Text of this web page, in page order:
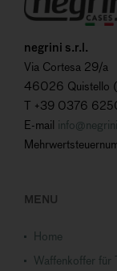
negrini s.r.l.
Via Cortesa 29/a
46026 Quistello
T +39 0376
E-mail
MENU
Home
Waffenkoffer für